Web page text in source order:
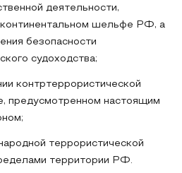
деятельности,
шельфе РФ, а
безопасности
судоходства;
контртеррористической
предусмотренном настоящим
террористической
территории РФ.